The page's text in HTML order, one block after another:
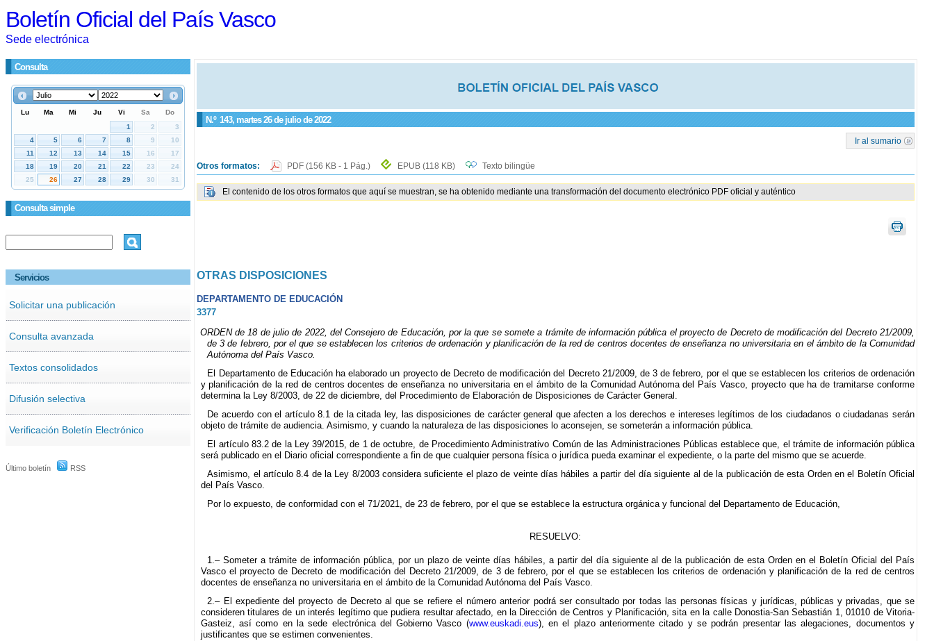
Boletín Oficial del País Vasco
Sede electrónica
Consulta
Consulta simple
Servicios
Solicitar una publicación
Consulta avanzada
Textos consolidados
Difusión selectiva
Verificación Boletín Electrónico
Último boletín RSS
N.º 143, martes 26 de julio de 2022
Ir al sumario
Otros formatos: PDF (156 KB - 1 Pág.) EPUB (118 KB) Texto bilingüe
El contenido de los otros formatos que aquí se muestran, se ha obtenido mediante una transformación del documento electrónico PDF oficial y auténtico
OTRAS DISPOSICIONES
DEPARTAMENTO DE EDUCACIÓN
3377
ORDEN de 18 de julio de 2022, del Consejero de Educación, por la que se somete a trámite de información pública el proyecto de Decreto de modificación del Decreto 21/2009,
de 3 de febrero, por el que se establecen los criterios de ordenación y planificación de la red de centros docentes de enseñanza no universitaria en el ámbito de la Comunidad
Autónoma del País Vasco.
El Departamento de Educación ha elaborado un proyecto de Decreto de modificación del Decreto 21/2009, de 3 de febrero, por el que se establecen los criterios de ordenación
y planificación de la red de centros docentes de enseñanza no universitaria en el ámbito de la Comunidad Autónoma del País Vasco, proyecto que ha de tramitarse conforme
determina la Ley 8/2003, de 22 de diciembre, del Procedimiento de Elaboración de Disposiciones de Carácter General.
De acuerdo con el artículo 8.1 de la citada ley, las disposiciones de carácter general que afecten a los derechos e intereses legítimos de los ciudadanos o ciudadanas serán
objeto de trámite de audiencia. Asimismo, y cuando la naturaleza de las disposiciones lo aconsejen, se someterán a información pública.
El artículo 83.2 de la Ley 39/2015, de 1 de octubre, de Procedimiento Administrativo Común de las Administraciones Públicas establece que, el trámite de información pública
será publicado en el Diario oficial correspondiente a fin de que cualquier persona física o jurídica pueda examinar el expediente, o la parte del mismo que se acuerde.
Asimismo, el artículo 8.4 de la Ley 8/2003 considera suficiente el plazo de veinte días hábiles a partir del día siguiente al de la publicación de esta Orden en el Boletín Oficial
del País Vasco.
Por lo expuesto, de conformidad con el 71/2021, de 23 de febrero, por el que se establece la estructura orgánica y funcional del Departamento de Educación,
RESUELVO:
1.– Someter a trámite de información pública, por un plazo de veinte días hábiles, a partir del día siguiente al de la publicación de esta Orden en el Boletín Oficial del País
Vasco el proyecto de Decreto de modificación del Decreto 21/2009, de 3 de febrero, por el que se establecen los criterios de ordenación y planificación de la red de centros
docentes de enseñanza no universitaria en el ámbito de la Comunidad Autónoma del País Vasco.
2.– El expediente del proyecto de Decreto al que se refiere el número anterior podrá ser consultado por todas las personas físicas y jurídicas, públicas y privadas, que se
consideren titulares de un interés legítimo que pudiera resultar afectado, en la Dirección de Centros y Planificación, sita en la calle Donostia-San Sebastián 1, 01010 de Vitoria-
Gasteiz, así como en la sede electrónica del Gobierno Vasco (www.euskadi.eus), en el plazo anteriormente citado y se podrán presentar las alegaciones, documentos y
justificantes que se estimen convenientes.